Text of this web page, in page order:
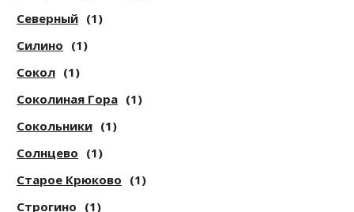
Северный (1)
Силино (1)
Сокол (1)
Соколиная Гора (1)
Сокольники (1)
Солнцево (1)
Старое Крюково (1)
Строгино (1)